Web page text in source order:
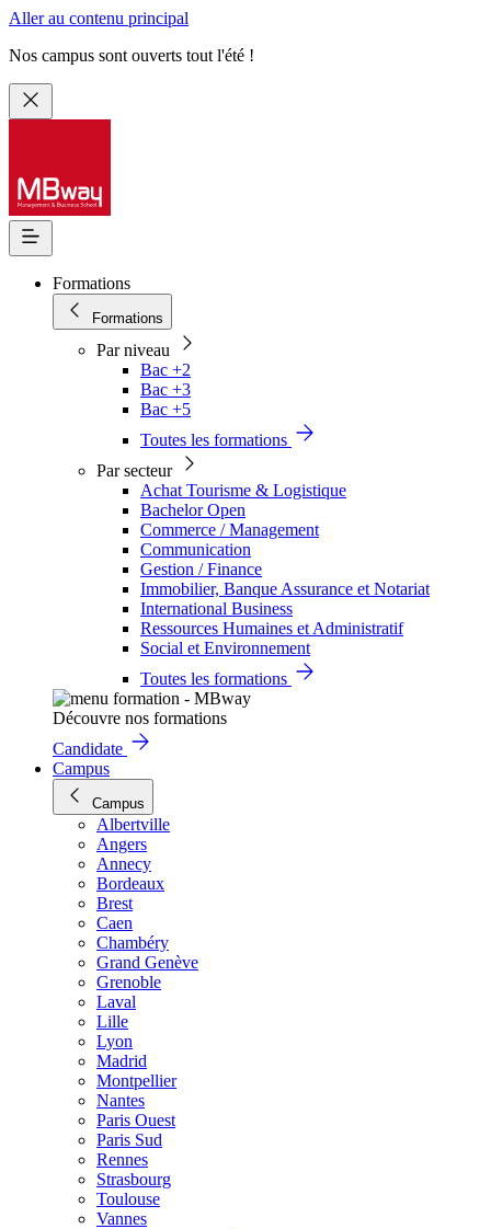
Aller au contenu principal
Nos campus sont ouverts tout l'été !
Formations
Formations
Par niveau
Bac +2
Bac +3
Bac +5
Toutes les formations
Par secteur
Achat Tourisme & Logistique
Bachelor Open
Commerce / Management
Communication
Gestion / Finance
Immobilier, Banque Assurance et Notariat
International Business
Ressources Humaines et Administratif
Social et Environnement
Toutes les formations
Découvre nos formations
Candidate
Campus
Campus
Albertville
Angers
Annecy
Bordeaux
Brest
Caen
Chambéry
Grand Genève
Grenoble
Laval
Lille
Lyon
Madrid
Montpellier
Nantes
Paris Ouest
Paris Sud
Rennes
Strasbourg
Toulouse
Vannes